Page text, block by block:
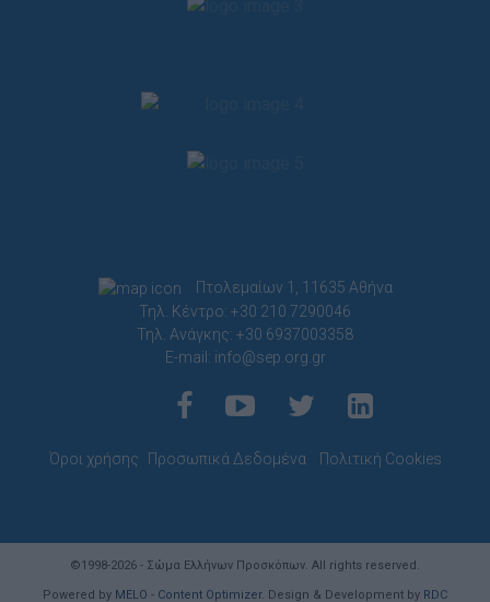
Πτολεμαίων 1, 11635 Αθήνα
Τηλ. Κέντρο: +30 210.7290046
Τηλ. Ανάγκης: +30 6937003358
E-mail: info@sep.org.gr
Όροι χρήσης Προσωπικά Δεδομένα Πολιτική Cookies
©1998-2026 - Σώμα Ελλήνων Προσκόπων. All rights reserved.
Powered by MELO - Content Optimizer. Design & Development by RDC